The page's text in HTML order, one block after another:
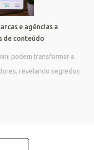
e agências a
de conteúdo
podem transformar a
revelando segredos